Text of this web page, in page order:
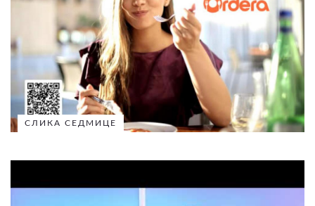
СЛИКА СЕДМИЦЕ